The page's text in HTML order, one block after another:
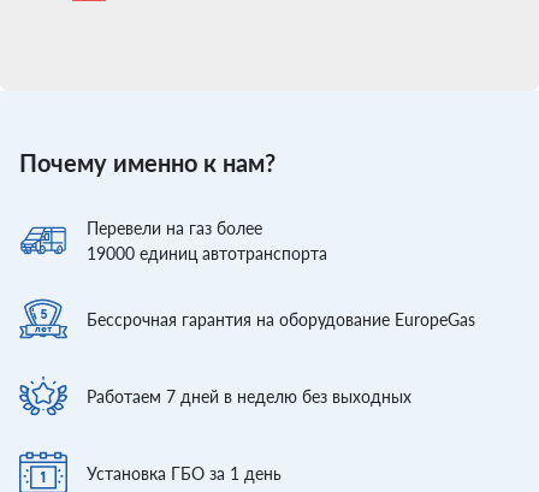
Почему именно к нам?
Перевели на газ более
19000 единиц автотранспорта
Бессрочная гарантия на оборудование EuropeGas
Работаем 7 дней в неделю без выходных
Установка ГБО за 1 день